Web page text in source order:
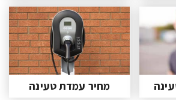
מחיר עמדת טעינה